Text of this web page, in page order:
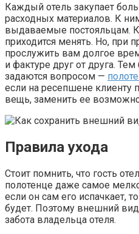
Каждый отель закупает
расходных материалов. К
выдаваемые постояльцам.
приходится менять. Но, при
прослужить вам долгое
и фактуре друг от друга.
задаются вопросом —
если на ресепшене клиенту
вещь, заменить ее
Правила ухода
Стоит помнить, что гость
полотенце даже самое
если он сам его испачкает,
будет. Поэтому внешний
забота владельца отеля.